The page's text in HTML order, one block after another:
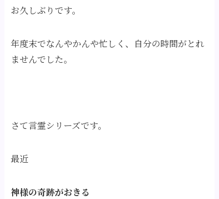
お久しぶりです。
年度末でなんやかんや忙しく、自分の時間がとれ
ませんでした。
さて言霊シリーズです。
最近
神様の奇跡がおきる